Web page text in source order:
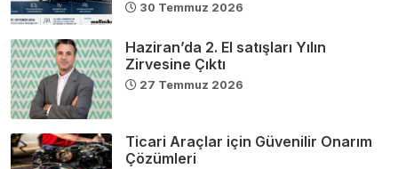
30 Temmuz 2026
Haziran’da 2. El satışları Yılın
Zirvesine Çıktı
27 Temmuz 2026
Ticari Araçlar için Güvenilir Onarım
Çözümleri